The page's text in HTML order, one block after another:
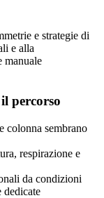
e strategie di
e alla
manuale
percorso
colonna sembrano
respirazione e
da condizioni
dedicate